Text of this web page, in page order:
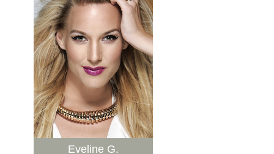
Eveline G.